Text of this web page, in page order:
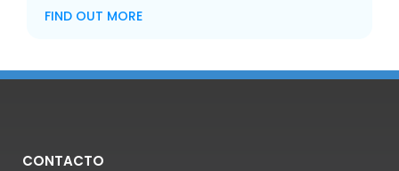
FIND OUT MORE
CONTACTO